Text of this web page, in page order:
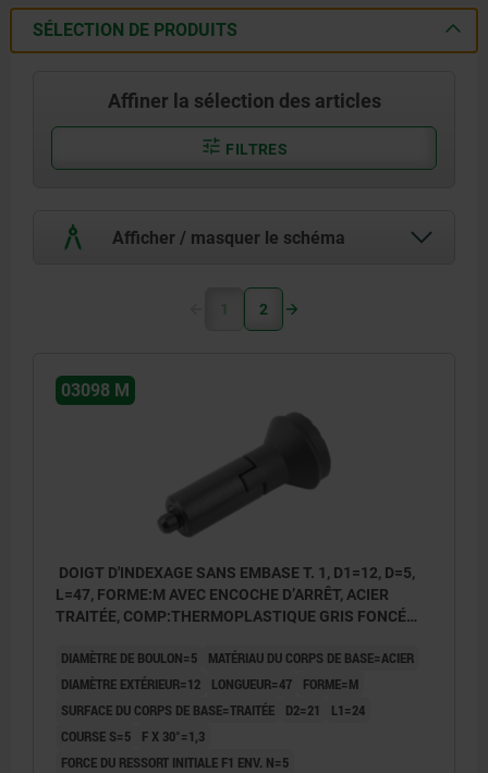
SÉLECTION DE PRODUITS
Affiner la sélection des articles
FILTRES
Afficher / masquer le schéma
1 2
03098 M
DOIGT D'INDEXAGE SANS EMBASE T. 1, D1=12, D=5,
L=47, FORME:M AVEC ENCOCHE D’ARRÊT, ACIER
TRAITÉE, COMP:THERMOPLASTIQUE GRIS FONCÉ
DIAMÈTRE DE BOULON=5
MATÉRIAU DU CORPS DE BASE=ACIER
DIAMÈTRE EXTÉRIEUR=12
LONGUEUR=47
FORME=M
SURFACE DU CORPS DE BASE=TRAITÉE
D2=21
L1=24
COURSE S=5
F X 30°=1,3
FORCE DU RESSORT INITIALE F1 ENV. N=5